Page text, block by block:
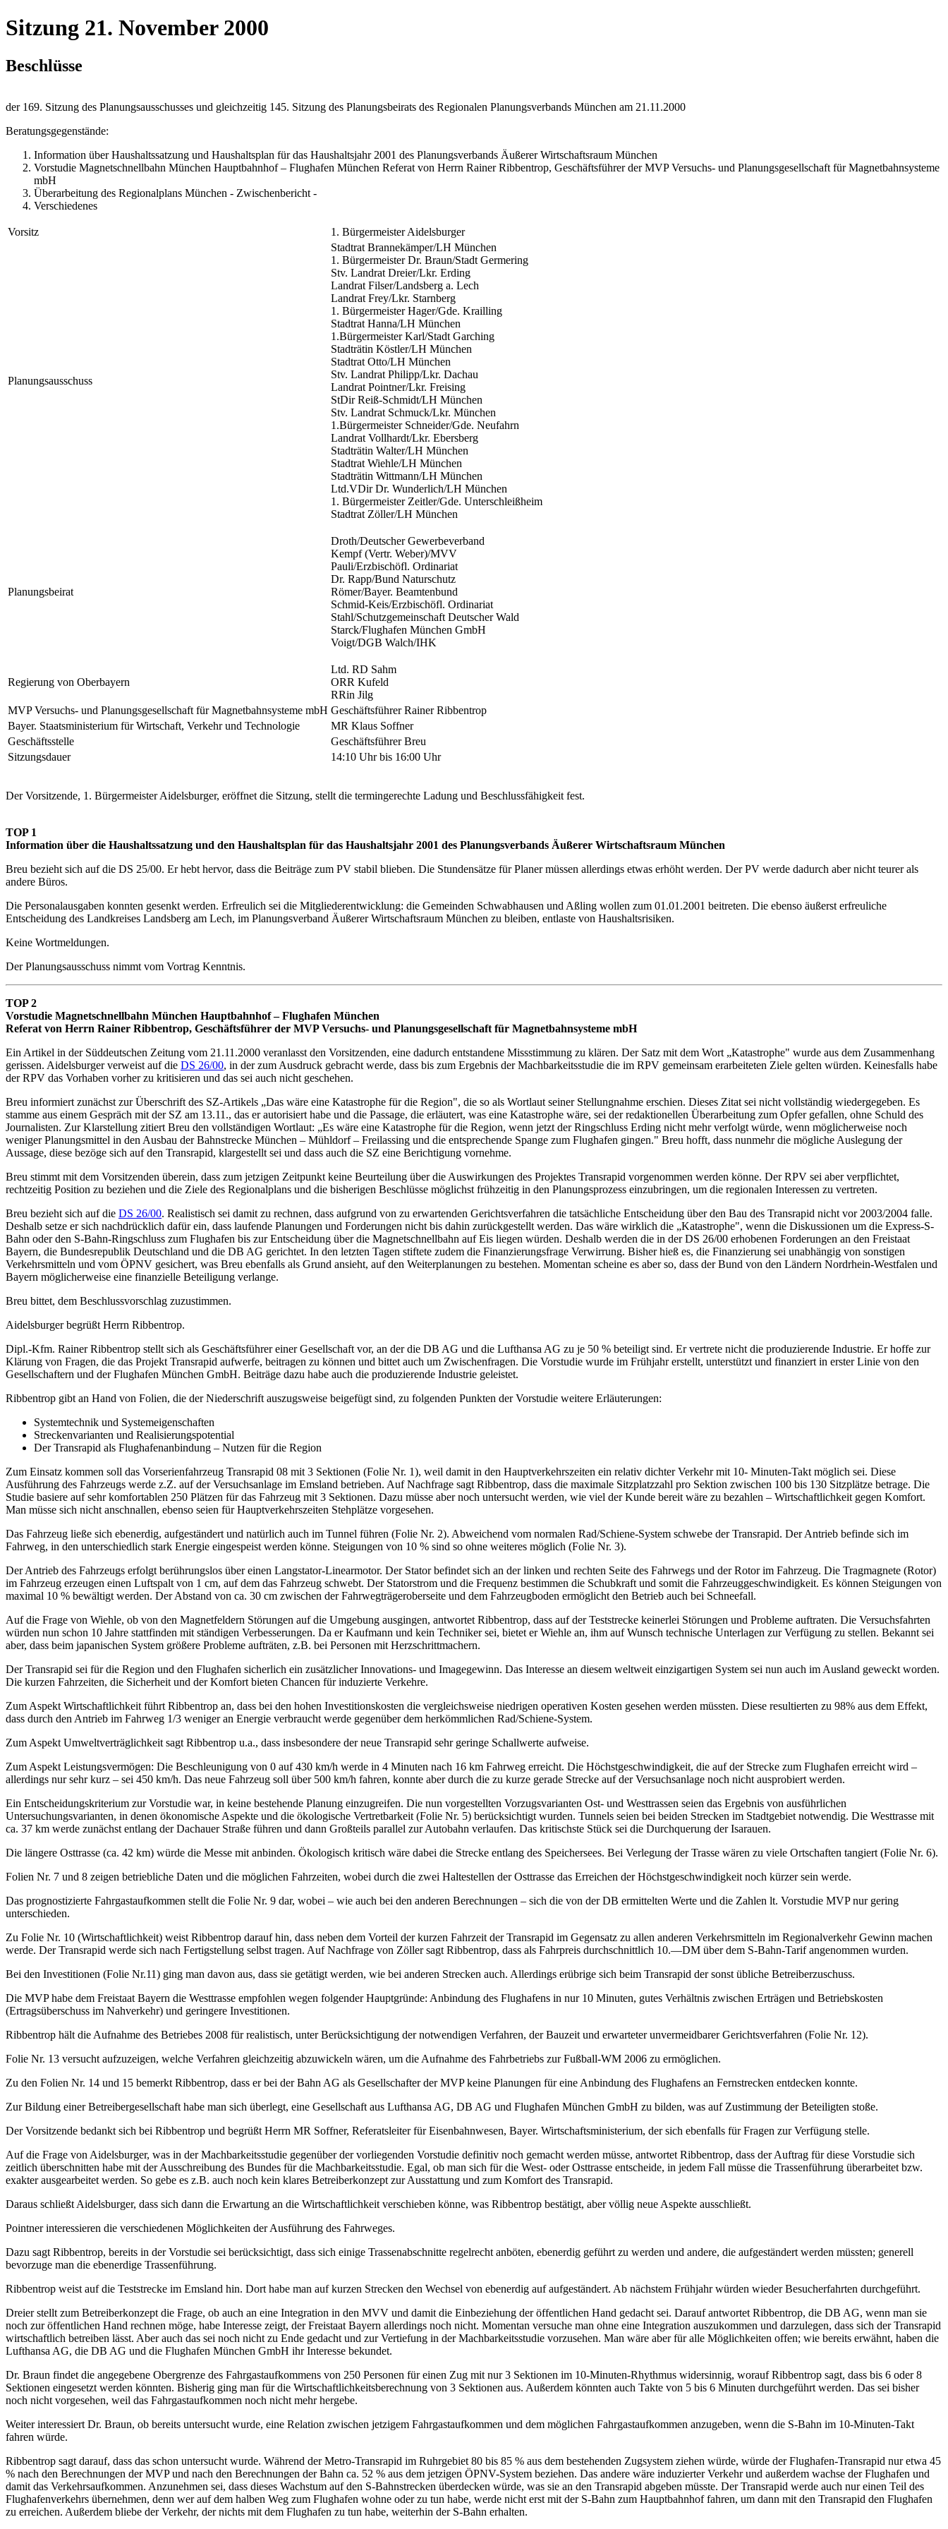
Sitzung 21. November 2000
Beschlüsse
der 169. Sitzung des Planungsausschusses und gleichzeitig 145. Sitzung des Planungsbeirats des Regionalen Planungsverbands München am 21.11.2000
Beratungsgegenstände:
Information über Haushaltssatzung und Haushaltsplan für das Haushaltsjahr 2001 des Planungsverbands Äußerer Wirtschaftsraum München
Vorstudie Magnetschnellbahn München Hauptbahnhof – Flughafen München Referat von Herrn Rainer Ribbentrop, Geschäftsführer der MVP Versuchs- und Planungsgesellschaft für Magnetbahnsysteme
mbH
Überarbeitung des Regionalplans München - Zwischenbericht -
Verschiedenes
Vorsitz 1. Bürgermeister Aidelsburger
Planungsausschuss
Stadtrat Brannekämper/LH München
1. Bürgermeister Dr. Braun/Stadt Germering
Stv. Landrat Dreier/Lkr. Erding
Landrat Filser/Landsberg a. Lech
Landrat Frey/Lkr. Starnberg
1. Bürgermeister Hager/Gde. Krailling
Stadtrat Hanna/LH München
1.Bürgermeister Karl/Stadt Garching
Stadträtin Köstler/LH München
Stadtrat Otto/LH München
Stv. Landrat Philipp/Lkr. Dachau
Landrat Pointner/Lkr. Freising
StDir Reiß-Schmidt/LH München
Stv. Landrat Schmuck/Lkr. München
1.Bürgermeister Schneider/Gde. Neufahrn
Landrat Vollhardt/Lkr. Ebersberg
Stadträtin Walter/LH München
Stadtrat Wiehle/LH München
Stadträtin Wittmann/LH München
Ltd.VDir Dr. Wunderlich/LH München
1. Bürgermeister Zeitler/Gde. Unterschleißheim
Stadtrat Zöller/LH München
Planungsbeirat
Droth/Deutscher Gewerbeverband
Kempf (Vertr. Weber)/MVV
Pauli/Erzbischöfl. Ordinariat
Dr. Rapp/Bund Naturschutz
Römer/Bayer. Beamtenbund
Schmid-Keis/Erzbischöfl. Ordinariat
Stahl/Schutzgemeinschaft Deutscher Wald
Starck/Flughafen München GmbH
Voigt/DGB Walch/IHK
Regierung von Oberbayern
Ltd. RD Sahm
ORR Kufeld
RRin Jilg
MVP Versuchs- und Planungsgesellschaft für Magnetbahnsysteme mbH Geschäftsführer Rainer Ribbentrop
Bayer. Staatsministerium für Wirtschaft, Verkehr und Technologie
MR Klaus Soffner
Geschäftsstelle
Geschäftsführer Breu
Sitzungsdauer
14:10 Uhr bis 16:00 Uhr
Der Vorsitzende, 1. Bürgermeister Aidelsburger, eröffnet die Sitzung, stellt die termingerechte Ladung und Beschlussfähigkeit fest.
TOP 1
Information über die Haushaltssatzung und den Haushaltsplan für das Haushaltsjahr 2001 des Planungsverbands Äußerer Wirtschaftsraum München
Breu bezieht sich auf die DS 25/00. Er hebt hervor, dass die Beiträge zum PV stabil blieben. Die Stundensätze für Planer müssen allerdings etwas erhöht werden. Der PV werde dadurch aber nicht teurer als
andere Büros.
Die Personalausgaben konnten gesenkt werden. Erfreulich sei die Mitgliederentwicklung: die Gemeinden Schwabhausen und Aßling wollen zum 01.01.2001 beitreten. Die ebenso äußerst erfreuliche
Entscheidung des Landkreises Landsberg am Lech, im Planungsverband Äußerer Wirtschaftsraum München zu bleiben, entlaste von Haushaltsrisiken.
Keine Wortmeldungen.
Der Planungsausschuss nimmt vom Vortrag Kenntnis.
TOP 2
Vorstudie Magnetschnellbahn München Hauptbahnhof – Flughafen München
Referat von Herrn Rainer Ribbentrop, Geschäftsführer der MVP Versuchs- und Planungsgesellschaft für Magnetbahnsysteme mbH
Ein Artikel in der Süddeutschen Zeitung vom 21.11.2000 veranlasst den Vorsitzenden, eine dadurch entstandene Missstimmung zu klären. Der Satz mit dem Wort „Katastrophe" wurde aus dem Zusammenhang
gerissen. Aidelsburger verweist auf die DS 26/00, in der zum Ausdruck gebracht werde, dass bis zum Ergebnis der Machbarkeitsstudie die im RPV gemeinsam erarbeiteten Ziele gelten würden. Keinesfalls habe
der RPV das Vorhaben vorher zu kritisieren und das sei auch nicht geschehen.
Breu informiert zunächst zur Überschrift des SZ-Artikels „Das wäre eine Katastrophe für die Region", die so als Wortlaut seiner Stellungnahme erschien. Dieses Zitat sei nicht vollständig wiedergegeben. Es
stamme aus einem Gespräch mit der SZ am 13.11., das er autorisiert habe und die Passage, die erläutert, was eine Katastrophe wäre, sei der redaktionellen Überarbeitung zum Opfer gefallen, ohne Schuld des
Journalisten. Zur Klarstellung zitiert Breu den vollständigen Wortlaut: „Es wäre eine Katastrophe für die Region, wenn jetzt der Ringschluss Erding nicht mehr verfolgt würde, wenn möglicherweise noch
weniger Planungsmittel in den Ausbau der Bahnstrecke München – Mühldorf – Freilassing und die entsprechende Spange zum Flughafen gingen." Breu hofft, dass nunmehr die mögliche Auslegung der
Aussage, diese bezöge sich auf den Transrapid, klargestellt sei und dass auch die SZ eine Berichtigung vornehme.
Breu stimmt mit dem Vorsitzenden überein, dass zum jetzigen Zeitpunkt keine Beurteilung über die Auswirkungen des Projektes Transrapid vorgenommen werden könne. Der RPV sei aber verpflichtet,
rechtzeitig Position zu beziehen und die Ziele des Regionalplans und die bisherigen Beschlüsse möglichst frühzeitig in den Planungsprozess einzubringen, um die regionalen Interessen zu vertreten.
Breu bezieht sich auf die DS 26/00. Realistisch sei damit zu rechnen, dass aufgrund von zu erwartenden Gerichtsverfahren die tatsächliche Entscheidung über den Bau des Transrapid nicht vor 2003/2004 falle.
Deshalb setze er sich nachdrücklich dafür ein, dass laufende Planungen und Forderungen nicht bis dahin zurückgestellt werden. Das wäre wirklich die „Katastrophe", wenn die Diskussionen um die Express-S-
Bahn oder den S-Bahn-Ringschluss zum Flughafen bis zur Entscheidung über die Magnetschnellbahn auf Eis liegen würden. Deshalb werden die in der DS 26/00 erhobenen Forderungen an den Freistaat
Bayern, die Bundesrepublik Deutschland und die DB AG gerichtet. In den letzten Tagen stiftete zudem die Finanzierungsfrage Verwirrung. Bisher hieß es, die Finanzierung sei unabhängig von sonstigen
Verkehrsmitteln und vom ÖPNV gesichert, was Breu ebenfalls als Grund ansieht, auf den Weiterplanungen zu bestehen. Momentan scheine es aber so, dass der Bund von den Ländern Nordrhein-Westfalen und
Bayern möglicherweise eine finanzielle Beteiligung verlange.
Breu bittet, dem Beschlussvorschlag zuzustimmen.
Aidelsburger begrüßt Herrn Ribbentrop.
Dipl.-Kfm. Rainer Ribbentrop stellt sich als Geschäftsführer einer Gesellschaft vor, an der die DB AG und die Lufthansa AG zu je 50 % beteiligt sind. Er vertrete nicht die produzierende Industrie. Er hoffe zur
Klärung von Fragen, die das Projekt Transrapid aufwerfe, beitragen zu können und bittet auch um Zwischenfragen. Die Vorstudie wurde im Frühjahr erstellt, unterstützt und finanziert in erster Linie von den
Gesellschaftern und der Flughafen München GmbH. Beiträge dazu habe auch die produzierende Industrie geleistet.
Ribbentrop gibt an Hand von Folien, die der Niederschrift auszugsweise beigefügt sind, zu folgenden Punkten der Vorstudie weitere Erläuterungen:
Systemtechnik und Systemeigenschaften
Streckenvarianten und Realisierungspotential
Der Transrapid als Flughafenanbindung – Nutzen für die Region
Zum Einsatz kommen soll das Vorserienfahrzeug Transrapid 08 mit 3 Sektionen (Folie Nr. 1), weil damit in den Hauptverkehrszeiten ein relativ dichter Verkehr mit 10- Minuten-Takt möglich sei. Diese
Ausführung des Fahrzeugs werde z.Z. auf der Versuchsanlage im Emsland betrieben. Auf Nachfrage sagt Ribbentrop, dass die maximale Sitzplatzzahl pro Sektion zwischen 100 bis 130 Sitzplätze betrage. Die
Studie basiere auf sehr komfortablen 250 Plätzen für das Fahrzeug mit 3 Sektionen. Dazu müsse aber noch untersucht werden, wie viel der Kunde bereit wäre zu bezahlen – Wirtschaftlichkeit gegen Komfort.
Man müsse sich nicht anschnallen, ebenso seien für Hauptverkehrszeiten Stehplätze vorgesehen.
Das Fahrzeug ließe sich ebenerdig, aufgeständert und natürlich auch im Tunnel führen (Folie Nr. 2). Abweichend vom normalen Rad/Schiene-System schwebe der Transrapid. Der Antrieb befinde sich im
Fahrweg, in den unterschiedlich stark Energie eingespeist werden könne. Steigungen von 10 % sind so ohne weiteres möglich (Folie Nr. 3).
Der Antrieb des Fahrzeugs erfolgt berührungslos über einen Langstator-Linearmotor. Der Stator befindet sich an der linken und rechten Seite des Fahrwegs und der Rotor im Fahrzeug. Die Tragmagnete (Rotor)
im Fahrzeug erzeugen einen Luftspalt von 1 cm, auf dem das Fahrzeug schwebt. Der Statorstrom und die Frequenz bestimmen die Schubkraft und somit die Fahrzeuggeschwindigkeit. Es können Steigungen von
maximal 10 % bewältigt werden. Der Abstand von ca. 30 cm zwischen der Fahrwegträgeroberseite und dem Fahrzeugboden ermöglicht den Betrieb auch bei Schneefall.
Auf die Frage von Wiehle, ob von den Magnetfeldern Störungen auf die Umgebung ausgingen, antwortet Ribbentrop, dass auf der Teststrecke keinerlei Störungen und Probleme auftraten. Die Versuchsfahrten
würden nun schon 10 Jahre stattfinden mit ständigen Verbesserungen. Da er Kaufmann und kein Techniker sei, bietet er Wiehle an, ihm auf Wunsch technische Unterlagen zur Verfügung zu stellen. Bekannt sei
aber, dass beim japanischen System größere Probleme aufträten, z.B. bei Personen mit Herzschrittmachern.
Der Transrapid sei für die Region und den Flughafen sicherlich ein zusätzlicher Innovations- und Imagegewinn. Das Interesse an diesem weltweit einzigartigen System sei nun auch im Ausland geweckt worden.
Die kurzen Fahrzeiten, die Sicherheit und der Komfort bieten Chancen für induzierte Verkehre.
Zum Aspekt Wirtschaftlichkeit führt Ribbentrop an, dass bei den hohen Investitionskosten die vergleichsweise niedrigen operativen Kosten gesehen werden müssten. Diese resultierten zu 98% aus dem Effekt,
dass durch den Antrieb im Fahrweg 1/3 weniger an Energie verbraucht werde gegenüber dem herkömmlichen Rad/Schiene-System.
Zum Aspekt Umweltverträglichkeit sagt Ribbentrop u.a., dass insbesondere der neue Transrapid sehr geringe Schallwerte aufweise.
Zum Aspekt Leistungsvermögen: Die Beschleunigung von 0 auf 430 km/h werde in 4 Minuten nach 16 km Fahrweg erreicht. Die Höchstgeschwindigkeit, die auf der Strecke zum Flughafen erreicht wird –
allerdings nur sehr kurz – sei 450 km/h. Das neue Fahrzeug soll über 500 km/h fahren, konnte aber durch die zu kurze gerade Strecke auf der Versuchsanlage noch nicht ausprobiert werden.
Ein Entscheidungskriterium zur Vorstudie war, in keine bestehende Planung einzugreifen. Die nun vorgestellten Vorzugsvarianten Ost- und Westtrassen seien das Ergebnis von ausführlichen
Untersuchungsvarianten, in denen ökonomische Aspekte und die ökologische Vertretbarkeit (Folie Nr. 5) berücksichtigt wurden. Tunnels seien bei beiden Strecken im Stadtgebiet notwendig. Die Westtrasse mit
ca. 37 km werde zunächst entlang der Dachauer Straße führen und dann Großteils parallel zur Autobahn verlaufen. Das kritischste Stück sei die Durchquerung der Isarauen.
Die längere Osttrasse (ca. 42 km) würde die Messe mit anbinden. Ökologisch kritisch wäre dabei die Strecke entlang des Speichersees. Bei Verlegung der Trasse wären zu viele Ortschaften tangiert (Folie Nr. 6).
Folien Nr. 7 und 8 zeigen betriebliche Daten und die möglichen Fahrzeiten, wobei durch die zwei Haltestellen der Osttrasse das Erreichen der Höchstgeschwindigkeit noch kürzer sein werde.
Das prognostizierte Fahrgastaufkommen stellt die Folie Nr. 9 dar, wobei – wie auch bei den anderen Berechnungen – sich die von der DB ermittelten Werte und die Zahlen lt. Vorstudie MVP nur gering
unterschieden.
Zu Folie Nr. 10 (Wirtschaftlichkeit) weist Ribbentrop darauf hin, dass neben dem Vorteil der kurzen Fahrzeit der Transrapid im Gegensatz zu allen anderen Verkehrsmitteln im Regionalverkehr Gewinn machen
werde. Der Transrapid werde sich nach Fertigstellung selbst tragen. Auf Nachfrage von Zöller sagt Ribbentrop, dass als Fahrpreis durchschnittlich 10.—DM über dem S-Bahn-Tarif angenommen wurden.
Bei den Investitionen (Folie Nr.11) ging man davon aus, dass sie getätigt werden, wie bei anderen Strecken auch. Allerdings erübrige sich beim Transrapid der sonst übliche Betreiberzuschuss.
Die MVP habe dem Freistaat Bayern die Westtrasse empfohlen wegen folgender Hauptgründe: Anbindung des Flughafens in nur 10 Minuten, gutes Verhältnis zwischen Erträgen und Betriebskosten
(Ertragsüberschuss im Nahverkehr) und geringere Investitionen.
Ribbentrop hält die Aufnahme des Betriebes 2008 für realistisch, unter Berücksichtigung der notwendigen Verfahren, der Bauzeit und erwarteter unvermeidbarer Gerichtsverfahren (Folie Nr. 12).
Folie Nr. 13 versucht aufzuzeigen, welche Verfahren gleichzeitig abzuwickeln wären, um die Aufnahme des Fahrbetriebs zur Fußball-WM 2006 zu ermöglichen.
Zu den Folien Nr. 14 und 15 bemerkt Ribbentrop, dass er bei der Bahn AG als Gesellschafter der MVP keine Planungen für eine Anbindung des Flughafens an Fernstrecken entdecken konnte.
Zur Bildung einer Betreibergesellschaft habe man sich überlegt, eine Gesellschaft aus Lufthansa AG, DB AG und Flughafen München GmbH zu bilden, was auf Zustimmung der Beteiligten stoße.
Der Vorsitzende bedankt sich bei Ribbentrop und begrüßt Herrn MR Soffner, Referatsleiter für Eisenbahnwesen, Bayer. Wirtschaftsministerium, der sich ebenfalls für Fragen zur Verfügung stelle.
Auf die Frage von Aidelsburger, was in der Machbarkeitsstudie gegenüber der vorliegenden Vorstudie definitiv noch gemacht werden müsse, antwortet Ribbentrop, dass der Auftrag für diese Vorstudie sich
zeitlich überschnitten habe mit der Ausschreibung des Bundes für die Machbarkeitsstudie. Egal, ob man sich für die West- oder Osttrasse entscheide, in jedem Fall müsse die Trassenführung überarbeitet bzw.
exakter ausgearbeitet werden. So gebe es z.B. auch noch kein klares Betreiberkonzept zur Ausstattung und zum Komfort des Transrapid.
Daraus schließt Aidelsburger, dass sich dann die Erwartung an die Wirtschaftlichkeit verschieben könne, was Ribbentrop bestätigt, aber völlig neue Aspekte ausschließt.
Pointner interessieren die verschiedenen Möglichkeiten der Ausführung des Fahrweges.
Dazu sagt Ribbentrop, bereits in der Vorstudie sei berücksichtigt, dass sich einige Trassenabschnitte regelrecht anböten, ebenerdig geführt zu werden und andere, die aufgeständert werden müssten; generell
bevorzuge man die ebenerdige Trassenführung.
Ribbentrop weist auf die Teststrecke im Emsland hin. Dort habe man auf kurzen Strecken den Wechsel von ebenerdig auf aufgeständert. Ab nächstem Frühjahr würden wieder Besucherfahrten durchgeführt.
Dreier stellt zum Betreiberkonzept die Frage, ob auch an eine Integration in den MVV und damit die Einbeziehung der öffentlichen Hand gedacht sei. Darauf antwortet Ribbentrop, die DB AG, wenn man sie
noch zur öffentlichen Hand rechnen möge, habe Interesse zeigt, der Freistaat Bayern allerdings noch nicht. Momentan versuche man ohne eine Integration auszukommen und darzulegen, dass sich der Transrapid
wirtschaftlich betreiben lässt. Aber auch das sei noch nicht zu Ende gedacht und zur Vertiefung in der Machbarkeitsstudie vorzusehen. Man wäre aber für alle Möglichkeiten offen; wie bereits erwähnt, haben die
Lufthansa AG, die DB AG und die Flughafen München GmbH ihr Interesse bekundet.
Dr. Braun findet die angegebene Obergrenze des Fahrgastaufkommens von 250 Personen für einen Zug mit nur 3 Sektionen im 10-Minuten-Rhythmus widersinnig, worauf Ribbentrop sagt, dass bis 6 oder 8
Sektionen eingesetzt werden könnten. Bisherig ging man für die Wirtschaftlichkeitsberechnung von 3 Sektionen aus. Außerdem könnten auch Takte von 5 bis 6 Minuten durchgeführt werden. Das sei bisher
noch nicht vorgesehen, weil das Fahrgastaufkommen noch nicht mehr hergebe.
Weiter interessiert Dr. Braun, ob bereits untersucht wurde, eine Relation zwischen jetzigem Fahrgastaufkommen und dem möglichen Fahrgastaufkommen anzugeben, wenn die S-Bahn im 10-Minuten-Takt
fahren würde.
Ribbentrop sagt darauf, dass das schon untersucht wurde. Während der Metro-Transrapid im Ruhrgebiet 80 bis 85 % aus dem bestehenden Zugsystem ziehen würde, würde der Flughafen-Transrapid nur etwa 45
% nach den Berechnungen der MVP und nach den Berechnungen der Bahn ca. 52 % aus dem jetzigen ÖPNV-System beziehen. Das andere wäre induzierter Verkehr und außerdem wachse der Flughafen und
damit das Verkehrsaufkommen. Anzunehmen sei, dass dieses Wachstum auf den S-Bahnstrecken überdecken würde, was sie an den Transrapid abgeben müsste. Der Transrapid werde auch nur einen Teil des
Flughafenverkehrs übernehmen, denn wer auf dem halben Weg zum Flughafen wohne oder zu tun habe, werde nicht erst mit der S-Bahn zum Hauptbahnhof fahren, um dann mit den Transrapid den Flughafen
zu erreichen. Außerdem bliebe der Verkehr, der nichts mit dem Flughafen zu tun habe, weiterhin der S-Bahn erhalten.